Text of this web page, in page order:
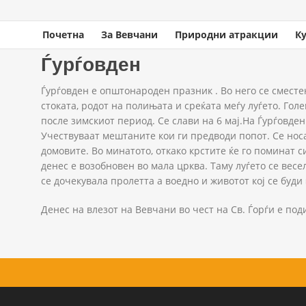
Почетна
За Вевчани Природни атракции
You are here
Home»Настани»Духовни празнувања» Ѓурѓовден
Ѓурѓовден
Ѓурѓовден е општонароден празник . Во него се
стоката, родот на полињата и среќата меѓу луѓето.
после зимскиот период. Се слави на 6 мај.На
Учествуваат мештаните кои ги предводи попот. Се
домовите. Во минатото, откако крстите ќе го поминат
денес е возобновен во мала црква. Таму луѓето се
се дочекувала пролетта а воедно и животот кој се
Денес на влезот на Вевчани во чест на Св. Ѓорѓи е